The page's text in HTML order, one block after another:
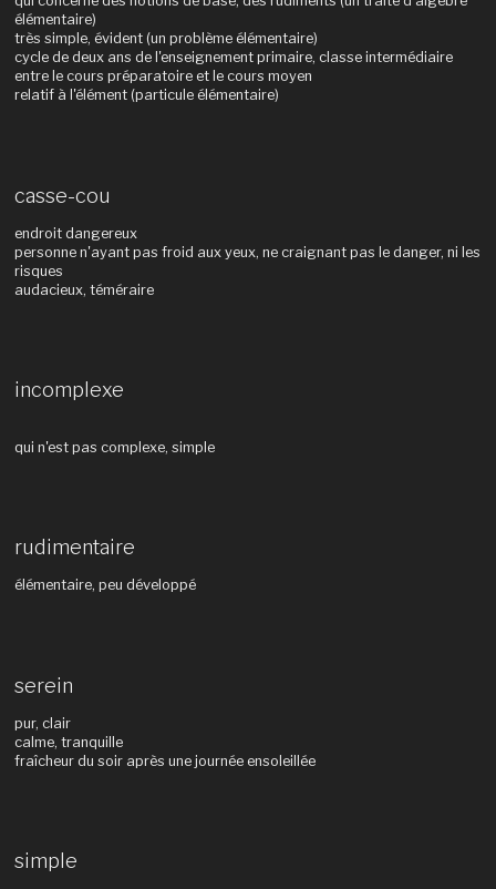
élémentaire)
très simple, évident (un problème élémentaire)
cycle de deux ans de l'enseignement primaire, classe intermédiaire
entre le cours préparatoire et le cours moyen
relatif à l'élément (particule élémentaire)
casse-cou
endroit dangereux
personne n'ayant pas froid aux yeux, ne craignant pas le danger, ni les
risques
audacieux, téméraire
incomplexe
qui n'est pas complexe, simple
rudimentaire
élémentaire, peu développé
serein
pur, clair
calme, tranquille
fraîcheur du soir après une journée ensoleillée
simple